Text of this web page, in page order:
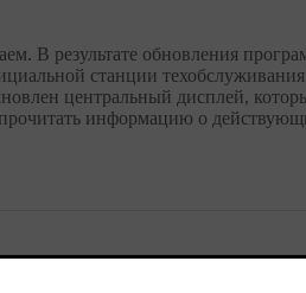
В результате обновления
станции
центральный дисплей,
информацию о